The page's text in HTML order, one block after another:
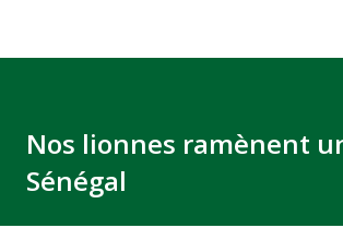
Nos lionnes ramènent
Sénégal